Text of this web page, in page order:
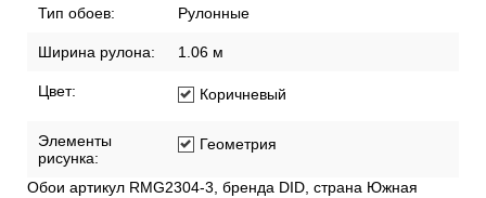
Тип обоев: Рулонные
Ширина рулона: 1.06 м
Цвет: Коричневый
Элементы
рисунка:
Геометрия
Обои артикул RMG2304-3, бренда DID, страна Южная